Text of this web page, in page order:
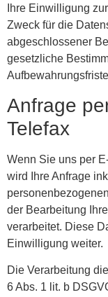
Ihre Einwilligung
Zweck für die
abgeschlossener
gesetzliche
Anfrage
Telefax
Wenn Sie uns per
wird Ihre Anfrage
der Bearbeitung
verarbeitet. Diese
Einwilligung weiter.
Die Verarbeitung
6 Abs. 1 lit. b